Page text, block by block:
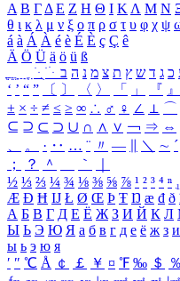
Α Β ΓΔ Ε Ζ Η Θ Ι ΚΛ Μ Ν
θ ι κ λ μ ν ξ ο π ρ σ τ υ φ χ ψ
á à Á À é è É È ç Ç ê
Ä Ö Ü ä ö ü ß
ִֶֹ ֻּ ׁׂ כ ג ד ש ץ ת צ מ נ ה ב
‘ ’ “ ” 〔 〕 〈 〉 「 」 『 』
± × ÷ ≠ ≤ ≥ ∞ ∴ ♂ ♀ ∠ ⊥ ⌒
⊆ ⊇ ⊂ ⊃ ∪ ∩ ∧ ∨ ￢ ⇒ ⇔
、
。 · ‥ … ¨ 〃 ― ＼ ∼ ´
；
？ ＾ ｀
½ ⅓ ⅔ ¼ ¾ ⅛ ⅜ ⅝ ⅞ ¹ ² ³ ⁴ ⁿ ₁
Æ Ð Ħ Ĳ Ł Ø Œ Þ Ŧ Ŋ æ đ ð
А Б В Г Д Е Ё Ж З И Й К Л
Ы Ь Э Ю Я а б в г д е ё ж з и
ы ь э ю я
′ ″ ℃ Å ￠ ￡ ￥ ¤ ℉ ‰ ＄ ％